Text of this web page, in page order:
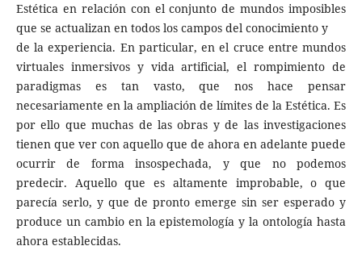
Estética en relación con el conjunto de mundos imposibles
que se actualizan en todos los campos del conocimiento y
de la experiencia. En particular, en el cruce entre mundos
virtuales inmersivos y vida artificial, el rompimiento de
paradigmas es tan vasto, que nos hace pensar
necesariamente en la ampliación de límites de la Estética. Es
por ello que muchas de las obras y de las investigaciones
tienen que ver con aquello que de ahora en adelante puede
ocurrir de forma insospechada, y que no podemos
predecir. Aquello que es altamente improbable, o que
parecía serlo, y que de pronto emerge sin ser esperado y
produce un cambio en la epistemología y la ontología hasta
ahora establecidas.